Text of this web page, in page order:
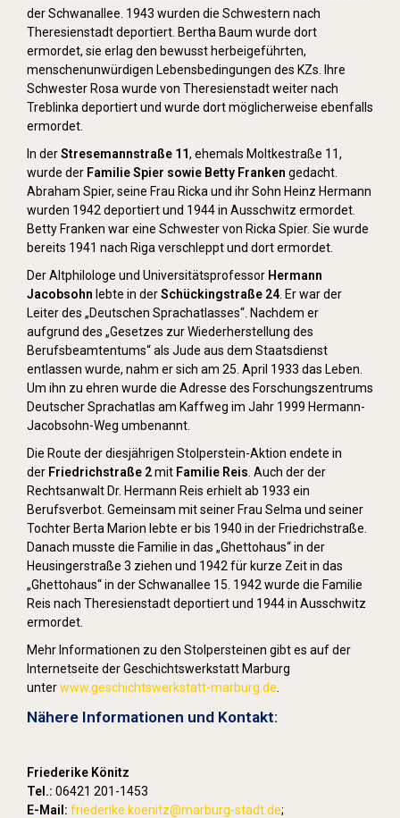
der Schwanallee. 1943 wurden die Schwestern nach
Theresienstadt deportiert. Bertha Baum wurde dort
ermordet, sie erlag den bewusst herbeigeführten,
menschenunwürdigen Lebensbedingungen des KZs. Ihre
Schwester Rosa wurde von Theresienstadt weiter nach
Treblinka deportiert und wurde dort möglicherweise ebenfalls
ermordet.
In derStresemannstraße 11, ehemals Moltkestraße 11,
wurde der Familie Spier sowie Betty Franken gedacht.
Abraham Spier, seine Frau Ricka und ihr Sohn Heinz Hermann
wurden 1942 deportiert und 1944 in Ausschwitz ermordet.
Betty Franken war eine Schwester von Ricka Spier. Sie wurde
bereits 1941 nach Riga verschleppt und dort ermordet.
Der Altphilologe und Universitätsprofessor Hermann
Jacobsohn lebte in derSchückingstraße 24 . Er war der
Leiter des „Deutschen Sprachatlasses“. Nachdem er
aufgrund des „Gesetzes zur Wiederherstellung des
Berufsbeamtentums“ als Jude aus dem Staatsdienst
entlassen wurde, nahm er sich am 25. April 1933 das Leben.
Um ihn zu ehren wurde die Adresse des Forschungszentrums
Deutscher Sprachatlas am Kaffweg im Jahr 1999 Hermann-
Jacobsohn-Weg umbenannt.
Die Route der diesjährigen Stolperstein-Aktion endete in
der Friedrichstraße 2mit Familie Reis . Auch der der
Rechtsanwalt Dr. Hermann Reis erhielt ab 1933 ein
Berufsverbot. Gemeinsam mit seiner Frau Selma und seiner
Tochter Berta Marion lebte er bis 1940 in der Friedrichstraße.
Danach musste die Familie in das „Ghettohaus“ in der
Heusingerstraße 3 ziehen und 1942 für kurze Zeit in das
„Ghettohaus“ in der Schwanallee 15. 1942 wurde die Familie
Reis nach Theresienstadt deportiert und 1944 in Ausschwitz
ermordet.
Mehr Informationen zu den Stolpersteinen gibt es auf der
Internetseite der Geschichtswerkstatt Marburg
unterwww.geschichtswerkstatt-marburg.de
Nähere Informationen und Kontakt:
Friederike Könitz
Tel.: 06421 201-1453
E-Mail: friederike.koenitz@marburg-stadt.de;